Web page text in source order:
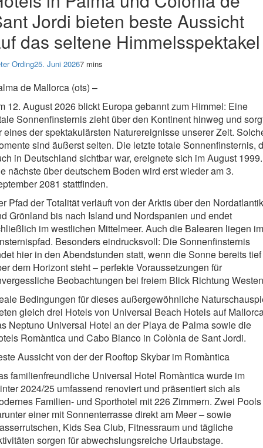
Jordi bieten beste Aussicht
das seltene Himmelsspektakel
Ording25. Juni 20267 mins
de Mallorca (ots) –
12. August 2026 blickt Europa gebannt zum Himmel: Eine
Sonnenfinsternis zieht über den Kontinent hinweg und
eines der spektakulärsten Naturereignisse unserer Zeit.
sind äußerst selten. Die letzte totale Sonnenfinsternis,
in Deutschland sichtbar war, ereignete sich im August 1999.
nächste über deutschem Boden wird erst wieder am 3.
2081 stattfinden.
Pfad der Totalität verläuft von der Arktis über den Nordatlantik
Grönland bis nach Island und Nordspanien und endet
im westlichen Mittelmeer. Auch die Balearen liegen im
Besonders eindrucksvoll: Die Sonnenfinsternis
hier in den Abendstunden statt, wenn die Sonne bereits tief
dem Horizont steht – perfekte Voraussetzungen für
Beobachtungen bei freiem Blick Richtung
Bedingungen für dieses außergewöhnliche
gleich drei Hotels von Universal Beach Hotels auf
Neptuno Universal Hotel an der Playa de Palma sowie die
Romàntica und Cabo Blanco in Colònia de Sant Jordi.
Aussicht von der der Rooftop Skybar im Romàntica
familienfreundliche Universal Hotel Romàntica wurde im
2024/25 umfassend renoviert und präsentiert sich als
Familien- und Sporthotel mit 226 Zimmern. Zwei
einer mit Sonnenterrasse direkt am Meer – sowie
Kids Sea Club, Fitnessraum und tägliche
sorgen für abwechslungsreiche Urlaubstage.